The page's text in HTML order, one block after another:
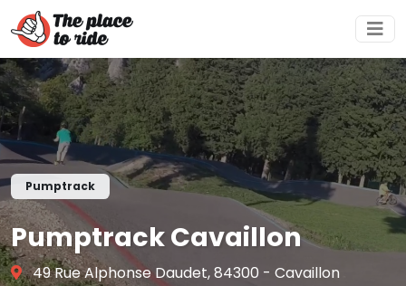
Pumptrack
Pumptrack Cavaillon
49 Rue Alphonse Daudet, 84300 - Cavaillon